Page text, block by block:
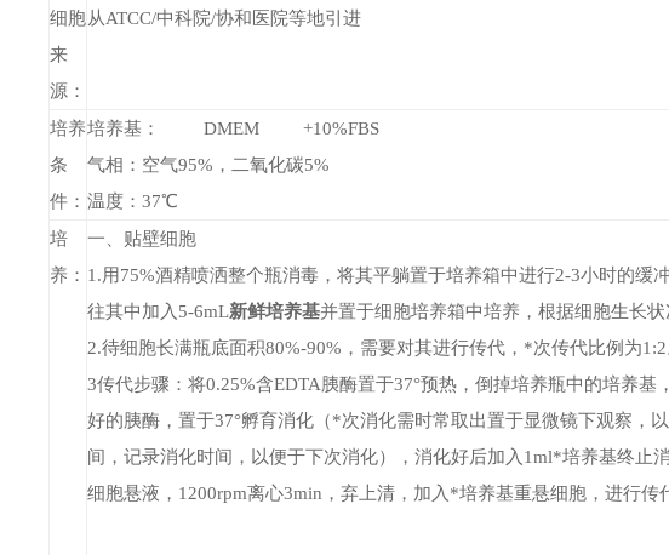
细胞
来
源：
从ATCC/中科院/协和医院等地引进
培养
条
件 ：
培养基： DMEM +10%FBS
气相：空气95%，二氧化碳5%
温度：37℃
培
养：
一、 贴壁细胞
1.用75%酒精喷洒整个瓶消毒，将其平躺置于培养箱中进行2-3小时的
往其中加入5-6mL新鲜培养基并置于细胞培养箱中培养，根据细胞生长
2.待细胞长满瓶底面积80%-90%，需要对其进行传代，*次传代比例为1:2
3传代步骤：将0.25%含EDTA胰酶置于37°预热，倒掉培养瓶中的培养
好的胰酶，置于37°孵育消化（*次消化需时常取出置于显微镜下观察，
间，记录消化时间，以便于下次消化），消化好后加入1ml*培养基终止
细胞悬液，1200rpm离心3min，弃上清，加入*培养基重悬细胞，进行传